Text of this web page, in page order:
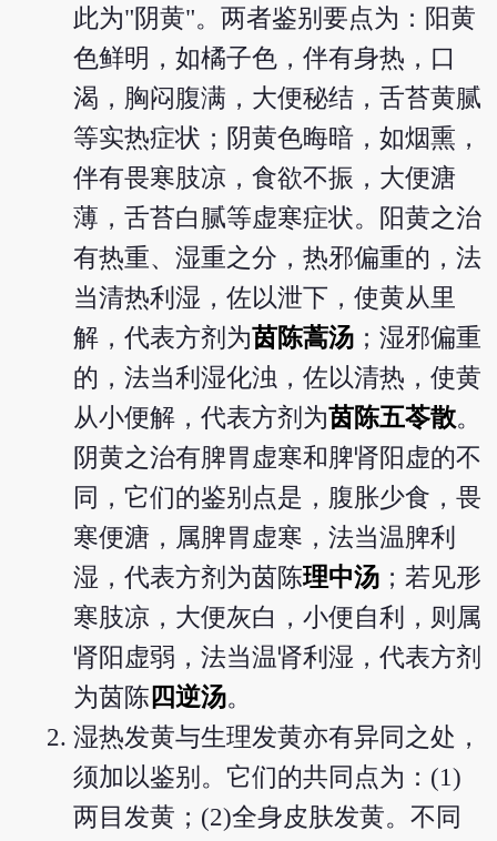
此为"阴黄"。两者鉴别要点为：阳黄
色鲜明，如橘子色，伴有身热，口
渴，胸闷腹满，大便秘结，舌苔黄腻
等实热症状；阴黄色晦暗，如烟熏，
伴有畏寒肢凉，食欲不振，大便溏
薄，舌苔白腻等虚寒症状。阳黄之治
有热重、湿重之分，热邪偏重的，法
当清热利湿，佐以泄下，使黄从里
解，代表方剂为茵陈蒿汤 ；湿邪偏重
的，法当利湿化浊，佐以清热，使黄
从小便解，代表方剂为茵陈五苓散。
阴黄之治有脾胃虚寒和脾肾阳虚的不
同，它们的鉴别点是，腹胀少食，畏
寒便溏，属脾胃虚寒，法当温脾利
湿，代表方剂为茵陈理中汤 ；若见形
寒肢凉，大便灰白，小便自利，则属
肾阳虚弱，法当温肾利湿，代表方剂
为茵陈 四逆汤。
湿热发黄与生理发黄亦有异同之处，
须加以鉴别。它们的共同点为：(1)
两目发黄；(2)全身皮肤发黄。不同